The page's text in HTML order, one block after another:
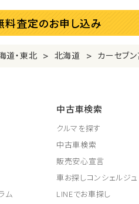
料査定のお申し込み
道・東北 > 北海道 > カーセブ
ム
中古車検索
クルマを探す
中古車検索
販売安心宣言
車お探しコンシェルジュ
LINEでお車探し